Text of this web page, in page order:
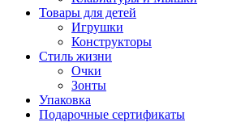
Товары для детей
Игрушки
Конструкторы
Стиль жизни
Очки
Зонты
Упаковка
Подарочные сертификаты